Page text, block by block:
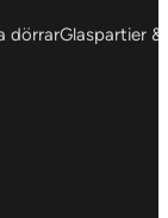
dörrarGlaspartier